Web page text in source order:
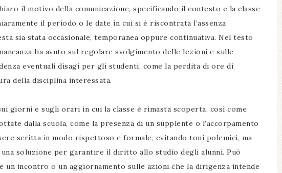
il motivo della comunicazione, specificando il contesto e la classe
il periodo o le date in cui si è riscontrata l’assenza
sia stata occasionale, temporanea oppure continuativa. Nel testo
ha avuto sul regolare svolgimento delle lezioni e sulle
eventuali disagi per gli studenti, come la perdita di ore di
della disciplina interessata.
giorni e sugli orari in cui la classe è rimasta scoperta, così come
dalla scuola, come la presenza di un supplente o l’accorpamento
scritta in modo rispettoso e formale, evitando toni polemici, ma
soluzione per garantire il diritto allo studio degli alunni. Può
un incontro o un aggiornamento sulle azioni che la dirigenza intende